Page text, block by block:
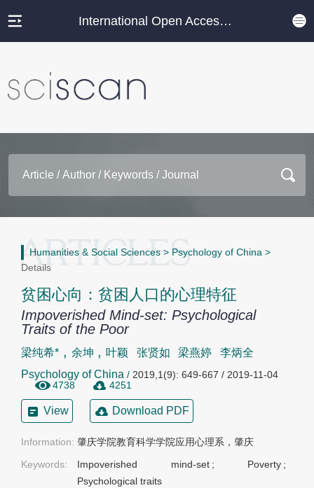
International Open Access Journal Platform
Humanities & Social Sciences > Psychology of China >
Details
贫困心向：贫困人口的心理特征
Impoverished Mind-set: Psychological
Traits of the Poor
梁纯希* , 余坤 ,叶颖 张贤如 梁燕婷
李炳全
Psychology of China / 2019,1(9): 649-667 / 2019-11-04
4738
4251
View Download PDF
Information: 肇庆学院教育科学学院应用心理系，肇庆
Keywords:
Impoverished mind-set ; Poverty ;
Psychological traits